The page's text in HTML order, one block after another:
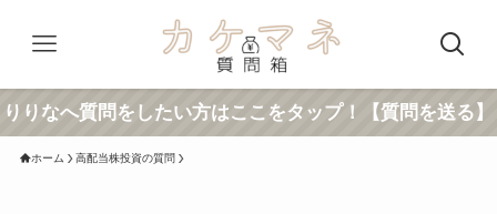
りりなへ質問をしたい方はここをタップ！【質問を送る】
ホーム 高配当株投資の質問